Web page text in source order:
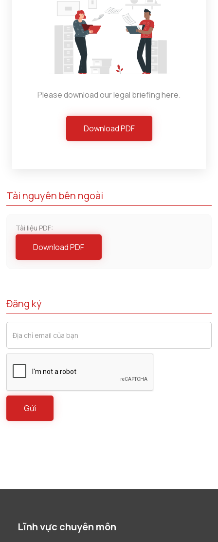
Please download our legal briefing here.
Download PDF
Tài nguyên bên ngoài
Tài liệu PDF:
Download PDF
Đăng ký
Lĩnh vực chuyên môn